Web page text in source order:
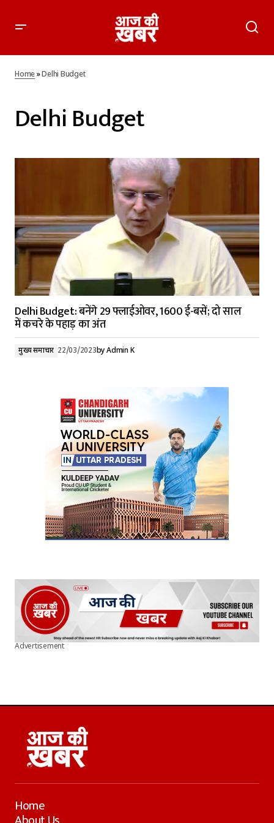
Home»Delhi Budget
Delhi Budget
Delhi Budget: बनेंगे 29 फ्लाईओवर, 1600 ई-बसें; दो साल
में कचरे के पहाड़ का अंत
मुख्य समाचार 22/03/2023byAdmin K
Advertisement
Home